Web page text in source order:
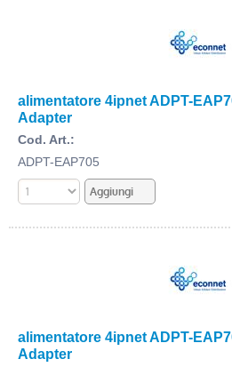
alimentatore 4ipnet ADPT-
Adapter
Cod. Art.:
ADPT-EAP705
alimentatore 4ipnet ADPT-
Adapter